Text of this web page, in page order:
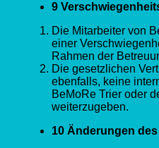
9
Die Mitarbeiter von
einer
Rahmen der
Die gesetzlichen
ebenfalls, keine
BeMoRe Trier oder
weiterzugeben.
10 Änderungen